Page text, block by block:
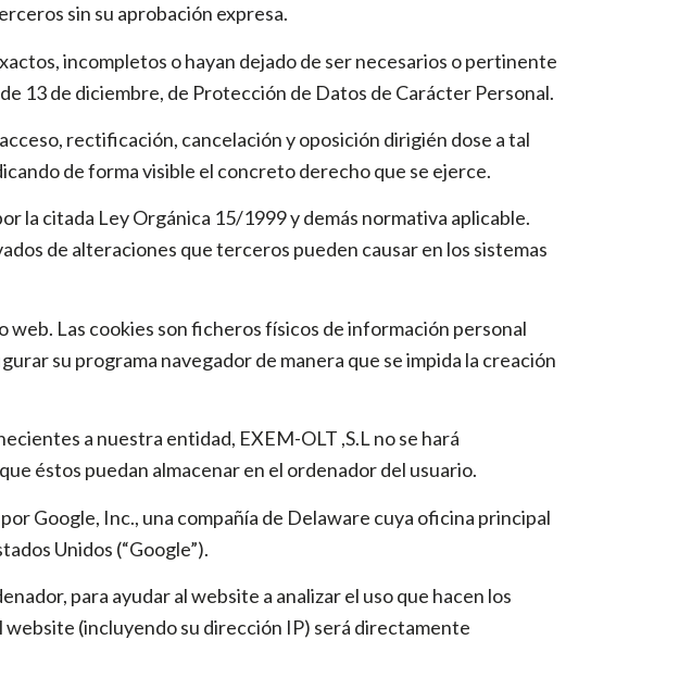
sin su aprobación expresa.
incompletos o hayan dejado de ser necesarios o pertinente
13 de diciembre, de Protección de Datos de Carácter Personal.
rectificación, cancelación y oposición dirigién dose a tal
de forma visible el concreto derecho que se ejerce.
la citada Ley Orgánica 15/1999 y demás normativa aplicable.
de alteraciones que terceros pueden causar en los sistemas
Las cookies son ficheros físicos de información personal
su programa navegador de manera que se impida la creación
a nuestra entidad, EXEM-OLT ,S.L no se hará
éstos puedan almacenar en el ordenador del usuario.
Google, Inc., una compañía de Delaware cuya oficina principal
Unidos (“Google”).
para ayudar al website a analizar el uso que hacen los
website (incluyendo su dirección IP) será directamente